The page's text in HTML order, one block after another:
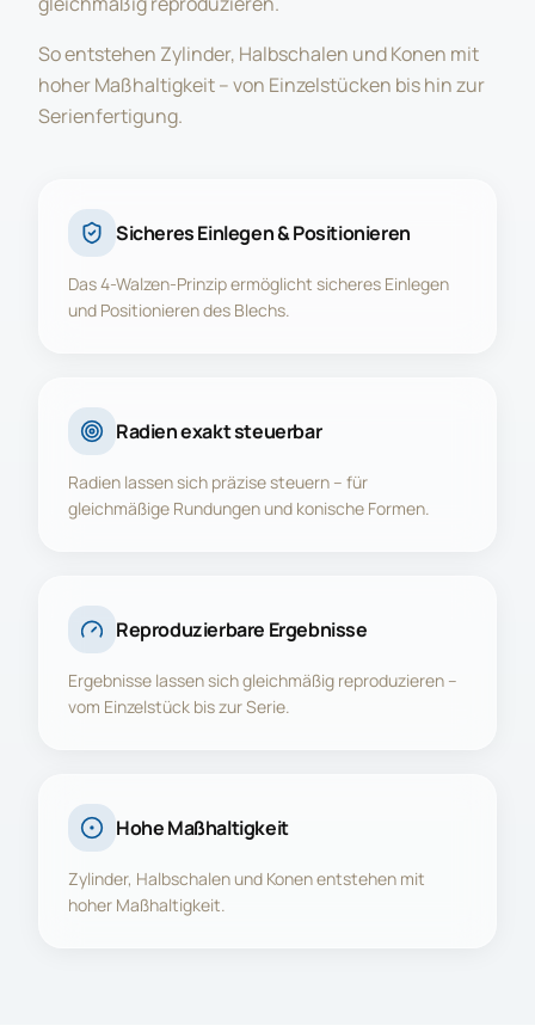
So entstehen Zylinder, Halbschalen und Konen mit
hoher Maßhaltigkeit – von Einzelstücken bis hin zur
Serienfertigung.
Sicheres Einlegen & Positionieren
Das 4-Walzen-Prinzip ermöglicht sicheres Einlegen
und Positionieren des Blechs.
Radien exakt steuerbar
Radien lassen sich präzise steuern – für
gleichmäßige Rundungen und konische Formen.
Reproduzierbare Ergebnisse
Ergebnisse lassen sich gleichmäßig reproduzieren –
vom Einzelstück bis zur Serie.
Hohe Maßhaltigkeit
Zylinder, Halbschalen und Konen entstehen mit
hoher Maßhaltigkeit.